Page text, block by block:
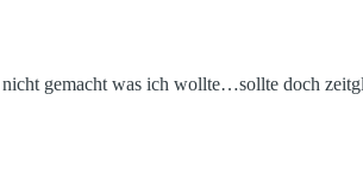
gemacht was ich wollte…sollte doch